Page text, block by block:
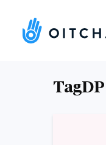
TagDP